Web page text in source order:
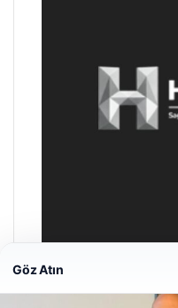
Prenses Night Club
Göz Atın